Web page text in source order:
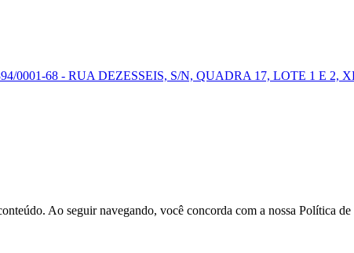
0001-68 - RUA DEZESSEIS, S/N, QUADRA 17, LOTE 1 E 2,
Ao seguir navegando, você concorda com a nossa Política